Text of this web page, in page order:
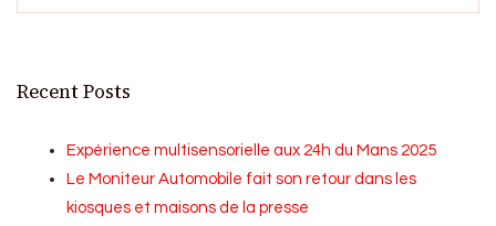
Recent Posts
Expérience multisensorielle aux 24h du Mans 2025
Le Moniteur Automobile fait son retour dans les
kiosques et maisons de la presse